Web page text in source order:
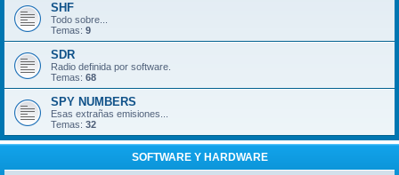
SHF
Todo sobre...
Temas: 9
SDR
Radio definida por software.
Temas: 68
SPY NUMBERS
Esas extrañas emisiones...
Temas: 32
SOFTWARE Y HARDWARE